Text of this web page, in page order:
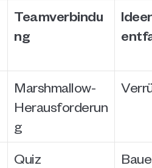
Teamverbindu
ng
Marshmallow-
Herausforderun
g
Quiz